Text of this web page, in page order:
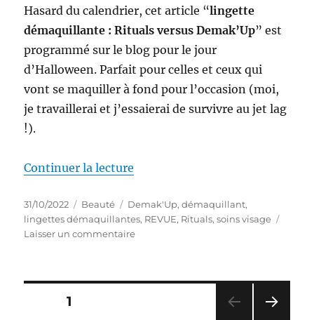
Hasard du calendrier, cet article “lingette
démaquillante : Rituals versus Demak’Up” est
programmé sur le blog pour le jour
d’Halloween. Parfait pour celles et ceux qui
vont se maquiller à fond pour l’occasion (moi,
je travaillerai et j’essaierai de survivre au jet lag
!).
Continuer la lecture
Publié
le
31/10/2022 Catégories
Beauté Étiquettes
Demak'Up,démaquillant,
lingettes démaquillantes, REVUE, Rituals,soins visage
Laisser un commentairesur
Pagination
PAGE1